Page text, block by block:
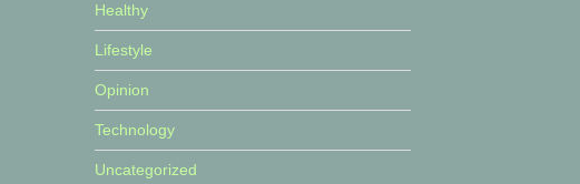
Healthy
Lifestyle
Opinion
Technology
Uncategorized